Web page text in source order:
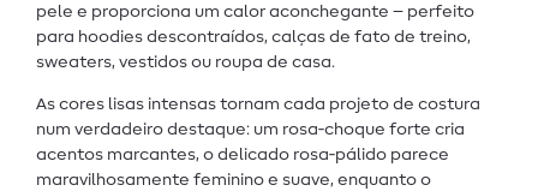
pele e proporciona um calor aconchegante – perfeito
para hoodies descontraídos, calças de fato de treino,
sweaters, vestidos ou roupa de casa.
As cores lisas intensas tornam cada projeto de costura
num verdadeiro destaque: um rosa‑choque forte cria
acentos marcantes, o delicado rosa‑pálido parece
maravilhosamente feminino e suave, enquanto o